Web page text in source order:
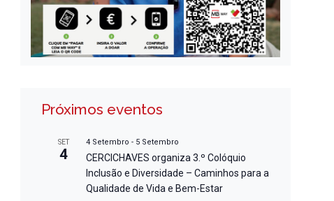
Próximos eventos
SET
4
4 Setembro - 5 Setembro
CERCICHAVES organiza 3.º Colóquio
Inclusão e Diversidade – Caminhos para a
Qualidade de Vida e Bem-Estar